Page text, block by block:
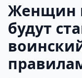
Женщин
будут